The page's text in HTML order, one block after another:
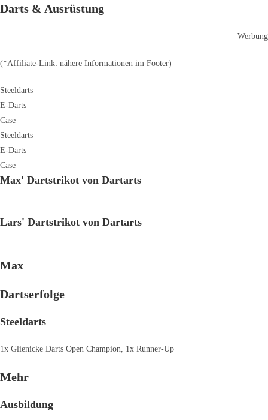
Darts & Ausrüstung
Werbung
(*Affiliate-Link: nähere Informationen im Footer)
Steeldarts
E-Darts
Case
Steeldarts
E-Darts
Case
Max' Dartstrikot von Dartarts
Lars' Dartstrikot von Dartarts
Max
Dartserfolge
Steeldarts
1x Glienicke Darts Open Champion, 1x Runner-Up
Mehr
Ausbildung